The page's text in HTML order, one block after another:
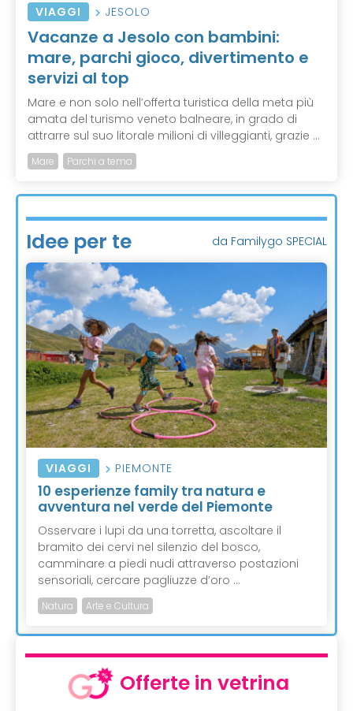
VIAGGI JESOLO
Vacanze a Jesolo con bambini:
mare, parchi gioco, divertimento e
servizi al top
Mare e non solo nell’offerta turistica della meta più
amata del turismo veneto balneare, in grado di
attrarre sul suo litorale milioni di villeggianti, grazie ...
Mare Parchi a tema
Idee per te da Familygo SPECIAL
VIAGGI PIEMONTE
10 esperienze family tra natura e
avventura nel verde del Piemonte
Osservare i lupi da una torretta, ascoltare il
bramito dei cervi nel silenzio del bosco,
camminare a piedi nudi attraverso postazioni
sensoriali, cercare pagliuzze d’oro ...
Natura Arte e Cultura
Offerte in vetrina